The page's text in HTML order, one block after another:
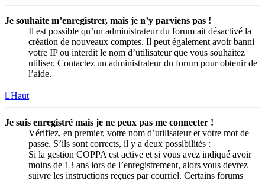
Je souhaite m’enregistrer, mais je n’y parviens pas !
Il est possible qu’un administrateur du forum ait désactivé la
création de nouveaux comptes. Il peut également avoir banni
votre IP ou interdit le nom d’utilisateur que vous souhaitez
utiliser. Contactez un administrateur du forum pour obtenir de
l’aide.
Haut
Je suis enregistré mais je ne peux pas me connecter !
Vérifiez, en premier, votre nom d’utilisateur et votre mot de
passe. S’ils sont corrects, il y a deux possibilités :
Si la gestion COPPA est active et si vous avez indiqué avoir
moins de 13 ans lors de l’enregistrement, alors vous devrez
suivre les instructions reçues par courriel. Certains forums